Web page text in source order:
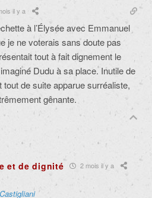
il y a
à l’Élysée avec Emmanuel
je ne voterais sans doute pas
tout à fait dignement le
Dudu à sa place. Inutile de
tout de suite apparue surréaliste,
gênante.
et de dignité 2 mois il y a